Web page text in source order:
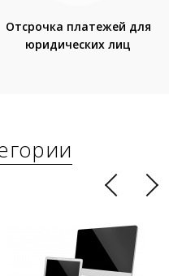
Отсрочка платежей для
юридических лиц